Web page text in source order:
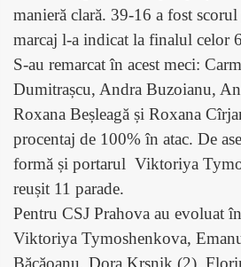
manieră clară. 39-16 a fost scorul
marcaj l-a indicat la finalul celor
S-au remarcat în acest meci:
Dumitrașcu, Andra Buzoianu,
Roxana Beșleagă și Roxana
procentaj de 100% în atac. De
formă și portarul Viktoriya
reușit 11 parade.
Pentru CSJ Prahova au evoluat
Viktoriya Tymoshenkova,
Băcăoanu, Dora Krsnik (2),